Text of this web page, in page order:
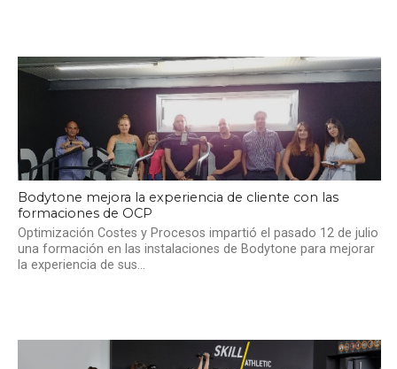
Bodytone mejora la experiencia de cliente con las
formaciones de OCP
Optimización Costes y Procesos impartió el pasado 12 de julio
una formación en las instalaciones de Bodytone para mejorar
la experiencia de sus...